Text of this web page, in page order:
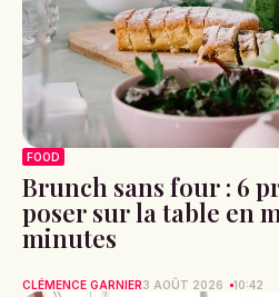
FOOD
Brunch sans four : 6
poser sur la table en
minutes
CLÉMENCE GARNIER3 AOÛT 2026 10:42